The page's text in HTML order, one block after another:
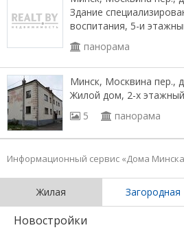
Здание
воспитания, 5-и
панорама
Минск, Москвина пер.,
Жилой дом, 2-х
5
панорама
Информационный сервис «Дома
Жилая Загородная
Новостройки